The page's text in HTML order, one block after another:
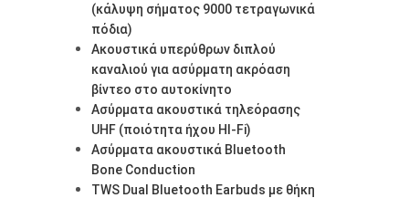
(κάλυψη σήματος 9000 τετραγωνικά
πόδια)
Ακουστικά υπερύθρων διπλού
καναλιού για ασύρματη ακρόαση
βίντεο στο αυτοκίνητο
Ασύρματα ακουστικά τηλεόρασης
UHF (ποιότητα ήχου HI-Fi)
Ασύρματα ακουστικά Bluetooth
Bone Conduction
TWS Dual Bluetooth Earbuds με θήκη